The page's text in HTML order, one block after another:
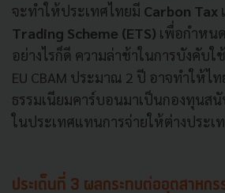
จะทำให้ประเทศไทยมี Carbon Tax
Trading Scheme (ETS) เพื่อกำหน
อย่างไรก็ดี ความล่าช้าในการบังคับใ
EU CBAM ประมาณ 2 ปี อาจทำให้ไท
ธรรมเนียมคาร์บอนมาเป็นกองทุนส
ในประเทศแทนการจ่ายให้ต่างประเ
ประเด็นที่ 3 ผลกระทบต่ออุตสาหก